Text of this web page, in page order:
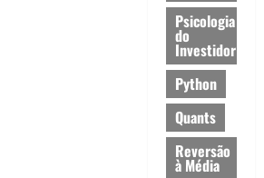
Psicologia
do
Investidor
Python
Quants
Reversão
à Média